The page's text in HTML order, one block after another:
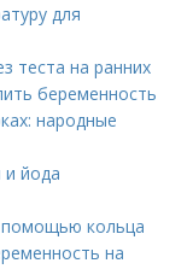
для
теста на ранних
беременность
народные
йода
помощью кольца
на